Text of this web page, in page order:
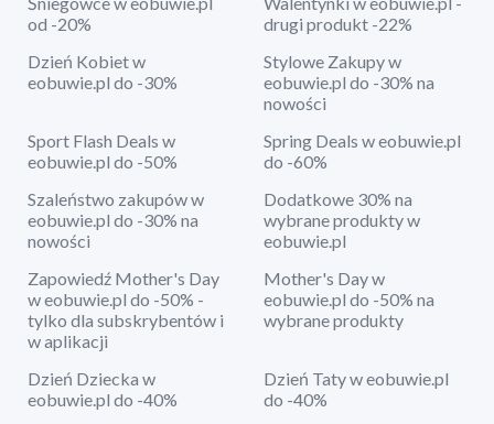
od -20%
drugi produkt -22%
Dzień Kobiet w
eobuwie.pl do -30%
Stylowe Zakupy w
eobuwie.pl do -30% na
nowości
Sport Flash Deals w
eobuwie.pl do -50%
Spring Deals w eobuwie.pl
do -60%
Szaleństwo zakupów w
eobuwie.pl do -30% na
nowości
Dodatkowe 30% na
wybrane produkty w
eobuwie.pl
Zapowiedź Mother's Day
w eobuwie.pl do -50% -
tylko dla subskrybentów i
w aplikacji
Mother's Day w
eobuwie.pl do -50% na
wybrane produkty
Dzień Dziecka w
eobuwie.pl do -40%
Dzień Taty w eobuwie.pl
do -40%